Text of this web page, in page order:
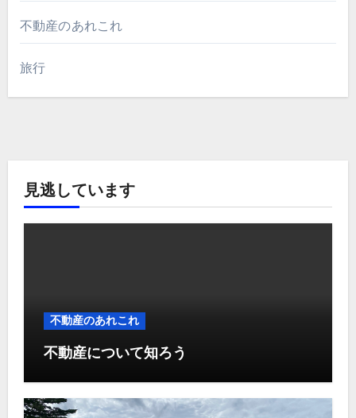
不動産のあれこれ
旅行
見逃しています
不動産のあれこれ
不動産について知ろう